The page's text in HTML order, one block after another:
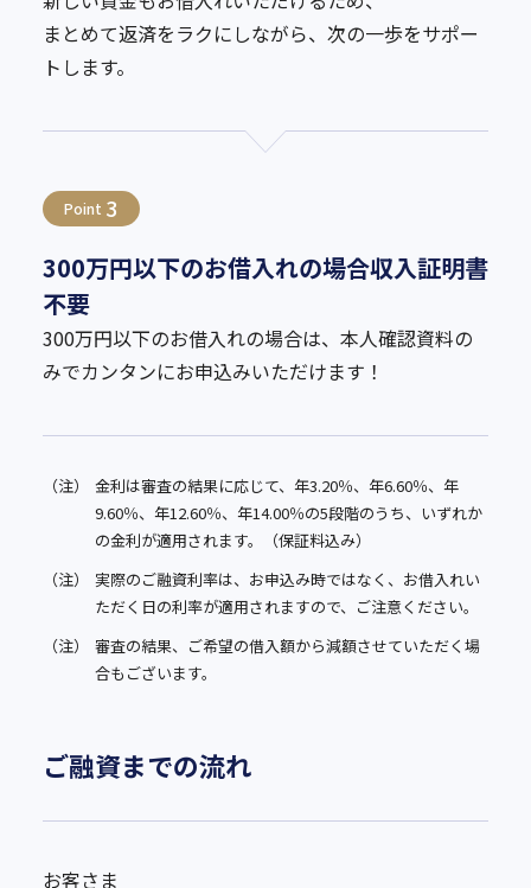
まとめて返済をラクにしながら、次の一歩をサポー
トします。
Point 3
300万円以下のお借入れの場合収入証明書
不要
300万円以下のお借入れの場合は、本人確認資料の
みでカンタンにお申込みいただけます！
（注）
金利は審査の結果に応じて、年3.20％、年6.60％、年
9.60％、年12.60％、年14.00％の5段階のうち、いずれか
の金利が適用されます。（保証料込み）
（注）
実際のご融資利率は、お申込み時ではなく、お借入れい
ただく日の利率が適用されますので、ご注意ください。
（注）
審査の結果、ご希望の借入額から減額させていただく場
合もございます。
ご融資までの流れ
お客さま